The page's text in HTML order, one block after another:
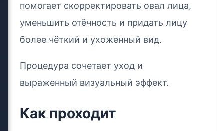
помогает скорректировать овал лица,
уменьшить отёчность и придать лицу
более чёткий и ухоженный вид.
Процедура сочетает уход и
выраженный визуальный эффект.
Как проходит